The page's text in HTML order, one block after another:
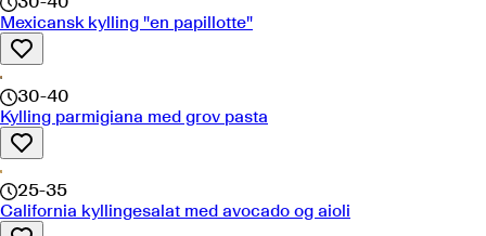
Mexicansk kylling "en papillotte"
30-40
Kylling parmigiana med grov pasta
25-35
California kyllingesalat med avocado og aioli